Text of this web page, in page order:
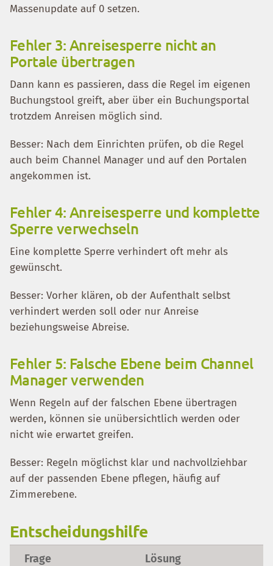
Massenupdate auf 0 setzen.
Fehler 3: Anreisesperre nicht an
Portale übertragen
Dann kann es passieren, dass die Regel im eigenen
Buchungstool greift, aber über ein Buchungsportal
trotzdem Anreisen möglich sind.
Besser: Nach dem Einrichten prüfen, ob die Regel
auch beim Channel Manager und auf den Portalen
angekommen ist.
Fehler 4: Anreisesperre und komplette
Sperre verwechseln
Eine komplette Sperre verhindert oft mehr als
gewünscht.
Besser: Vorher klären, ob der Aufenthalt selbst
verhindert werden soll oder nur Anreise
beziehungsweise Abreise.
Fehler 5: Falsche Ebene beim Channel
Manager verwenden
Wenn Regeln auf der falschen Ebene übertragen
werden, können sie unübersichtlich werden oder
nicht wie erwartet greifen.
Besser: Regeln möglichst klar und nachvollziehbar
auf der passenden Ebene pflegen, häufig auf
Zimmerebene.
Entscheidungshilfe
Frage Lösung